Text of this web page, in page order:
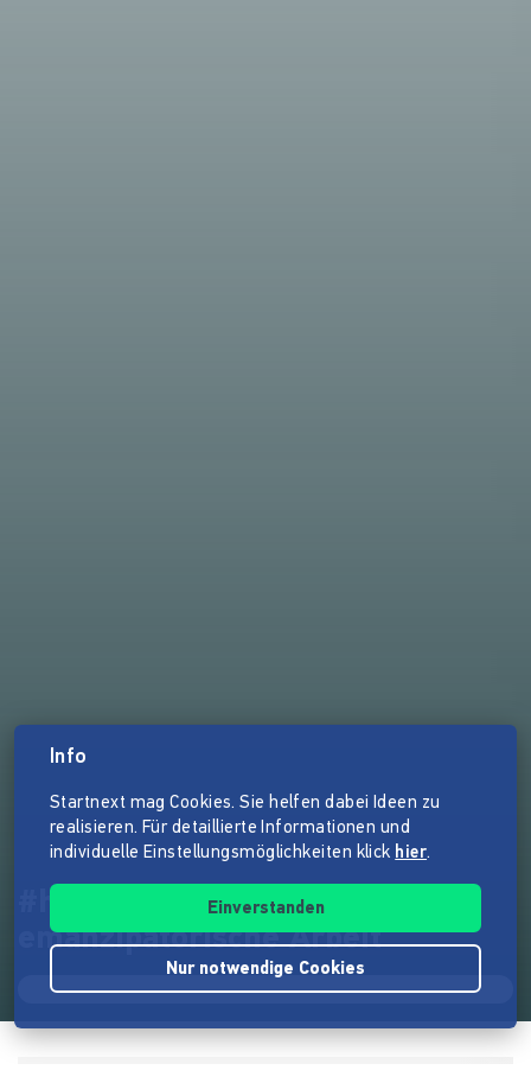
#hikefor - unabhängige
emanzipatorische Arbeit
Info
Startnext mag Cookies. Sie helfen dabei Ideen zu
realisieren. Für detaillierte Informationen und
individuelle Einstellungsmöglichkeiten klick hier.
Einverstanden
Nur notwendige Cookies